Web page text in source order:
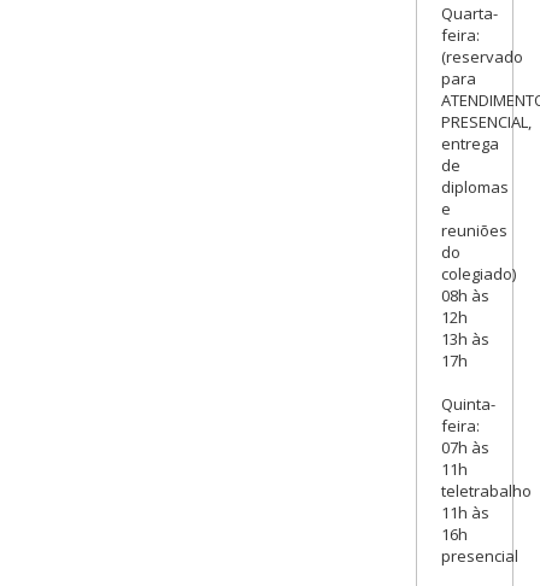
Quarta-
feira:
(reservado
para
PRESENCIAL,
entrega
de
diplomas
e
reuniões
do
colegiado)
08h às
12h
13h às
17h
Quinta-
feira:
07h às
11h
teletrabalho
11h às
16h
presencial